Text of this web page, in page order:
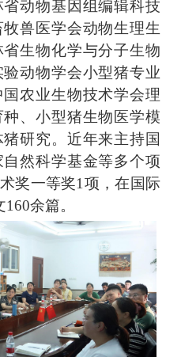
动物基因组编辑科技
兽医学会动物生理生
生物化学与分子生物
动物学会小型猪专业
农业生物技术学会理
、小型猪生物医学模
研究。近年来主持国
然科学基金等多个项
奖一等奖1项，在国际
余篇。